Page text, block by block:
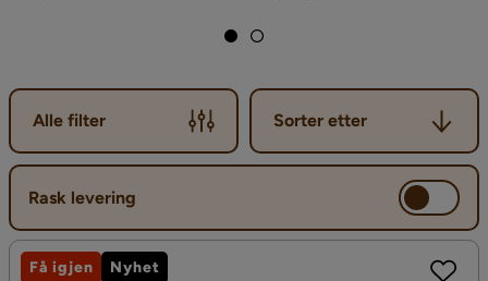
Alle filter
Sorter etter
Sorter etter
Rask levering
Få igjen Nyhet